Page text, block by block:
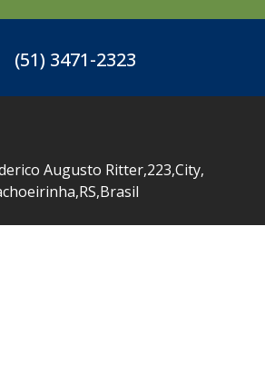
(51) 3471-2323
Augusto Ritter,223,City,
,RS,Brasil